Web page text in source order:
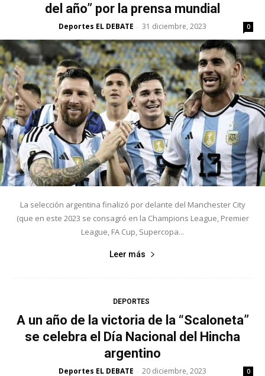
del año” por la prensa mundial
Deportes EL DEBATE - 31 diciembre, 2023 0
La selección argentina finalizó por delante del Manchester City
(que en este 2023 se consagró en la Champions League, Premier
League, FA Cup, Supercopa...
Leer más
DEPORTES
A un año de la victoria de la “Scaloneta”
se celebra el Día Nacional del Hincha
argentino
Deportes EL DEBATE - 20 diciembre, 2023 0